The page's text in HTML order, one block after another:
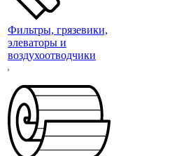
Фильтры, грязевики,
элеваторы и
воздухоотводчики